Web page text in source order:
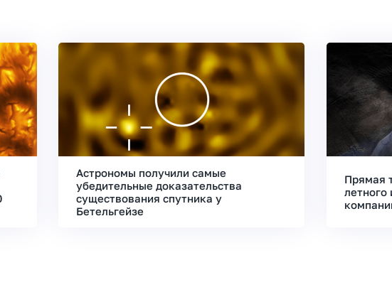
Астрономы получили самые
убедительные доказательства
существования спутника у
Бетельгейзе
Прямая
летного